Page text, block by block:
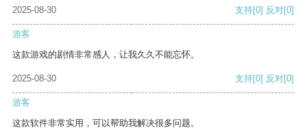
2025-08-30 支持[0] 反对[0]
游客
这款游戏的剧情非常感人，让我久久不能忘怀。
2025-08-30 支持[0] 反对[0]
游客
这款软件非常实用，可以帮助我解决很多问题。